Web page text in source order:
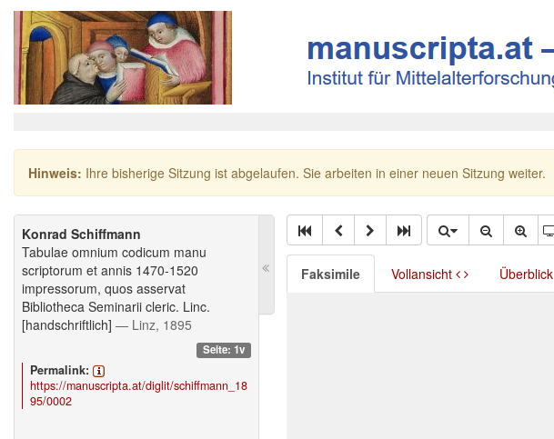
Hinweis: Ihre bisherige Sitzung ist abgelaufen. Sie arbeiten in einer neuen Sitzung weiter.
Konrad Schiffmann
Tabulae omnium codicum manu
scriptorum et annis 1470-1520
impressorum, quos asservat
Bibliotheca Seminarii cleric. Linc.
[handschriftlich] — Linz, 1895
Seite: 1v
Permalink:
https://manuscripta.at/diglit/schiffmann_18
95/0002
Faksimile Vollansicht Überblick